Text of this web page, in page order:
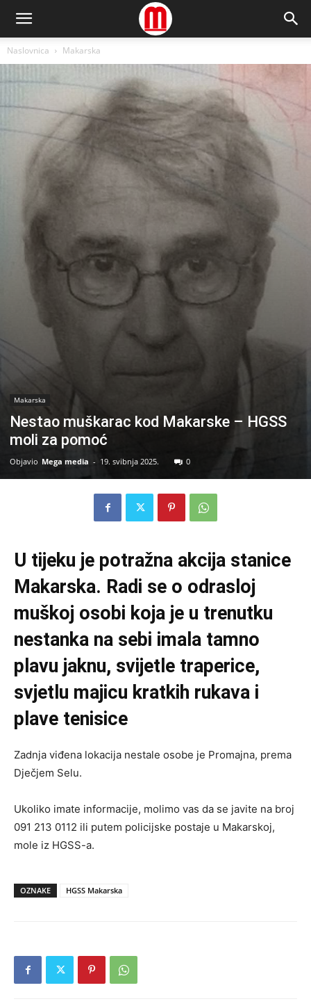
Naslovnica Makarska
Makarska
Nestao muškarac kod Makarske – HGSS
moli za pomoć
Objavio Mega media - 19. svibnja 2025. 0
U tijeku je potražna akcija stanice
Makarska. Radi se o odrasloj
muškoj osobi koja je u trenutku
nestanka na sebi imala tamno
plavu jaknu, svijetle traperice,
svjetlu majicu kratkih rukava i
plave tenisice
Zadnja viđena lokacija nestale osobe je Promajna, prema
Dječjem Selu.
Ukoliko imate informacije, molimo vas da se javite na broj
091 213 0112 ili putem policijske postaje u Makarskoj,
mole iz HGSS-a.
OZNAKE HGSS Makarska